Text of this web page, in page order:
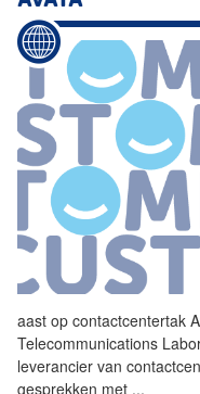
aast op contactcentertak
Telecommunications
leverancier van
gesprekken met ...